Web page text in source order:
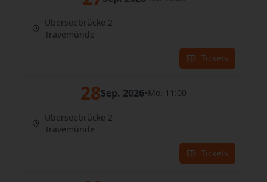
Überseebrücke 2
Travemünde
Tickets
28Sep. 2026•Mo. 11:00
Überseebrücke 2
Travemünde
Tickets